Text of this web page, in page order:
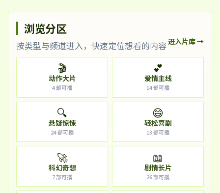
浏览分区
按类型与频道进入，快速定位想看的内容进入片库 →
🎬
动作大片
4部可播
💕
爱情主线
14部可播
🔍
悬疑惊悚
24部可播
😄
轻松喜剧
13部可播
🚀
科幻奇想
7部可播
📖
剧情长片
26部可播